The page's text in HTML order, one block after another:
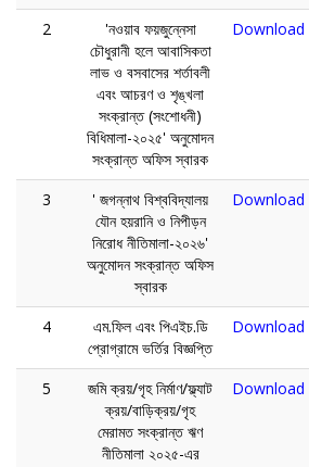
2
'নওয়াব ফয়জুন্নেসা
চৌধুরানী হলে আবাসিকতা
লাভ ও বসবাসের শর্তাবলী
এবং আচরণ ও শৃঙ্খলা
সংক্রান্ত (সংশোধনী)
বিধিমালা-২০২৫' অনুমোদন
সংক্রান্ত অফিস স্বারক
Download
3
' জগন্নাথ বিশ্ববিদ্যালয়
যৌন হয়রানি ও নিপীড়ন
নিরোধ নীতিমালা-২০২৬'
অনুমোদন সংক্রান্ত অফিস
স্বারক
Download
4
এম.ফিল এবং পিএইচ.ডি
প্রোগ্রামে ভর্তির বিজ্ঞপ্তি
Download
5
জমি ক্রয়/গৃহ নির্মাণ/ফ্ল্যাট
ক্রয়/বাড়িক্রয়/গৃহ
মেরামত সংক্রান্ত ঋণ
নীতিমালা ২০২৫-এর
Download